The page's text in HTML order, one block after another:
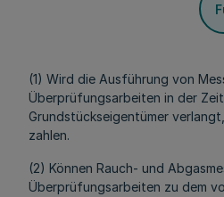
(1) Wird die Ausführung von
Überprüfungsarbeiten in der
Grundstückseigentümer
zahlen.
(2) Können Rauch- und
Überprüfungsarbeiten zu dem